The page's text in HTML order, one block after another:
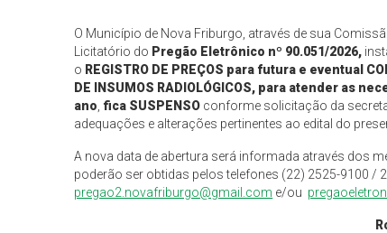
O Município de Nova Friburgo, através de sua
Licitatório do Pregão Eletrônico nº 90.051/2026,
o REGISTRO DE PREÇOS para futura e eventual
DE INSUMOS RADIOLÓGICOS, para atender as
ano fica SUSPENSO conforme solicitação da
adequações e alterações pertinentes ao edital do
A nova data de abertura será informada através dos
poderão ser obtidas pelos telefones (22) 2525-9100 /
pregao2.novafriburgo@gmail.com e/ou